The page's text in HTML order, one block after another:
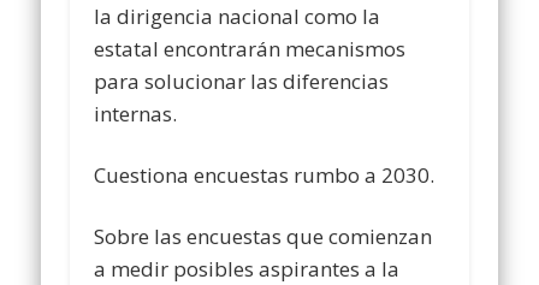
la dirigencia nacional como la
estatal encontrarán mecanismos
para solucionar las diferencias
internas.
Cuestiona encuestas rumbo a 2030.
Sobre las encuestas que comienzan
a medir posibles aspirantes a la